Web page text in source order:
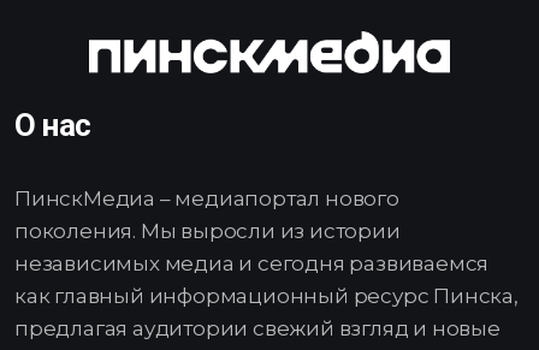
О нас
ПинскМедиа – медиапортал нового
поколения. Мы выросли из истории
независимых медиа и сегодня развиваемся
как главный информационный ресурс Пинска,
предлагая аудитории свежий взгляд и новые